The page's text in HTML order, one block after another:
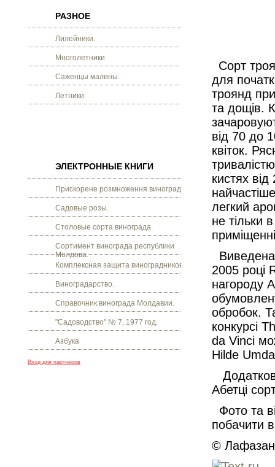
РАЗНОЕ
Лилейники.
Многолетники
Саженцы малины.
Летники
ЭЛЕКТРОННЫЕ КНИГИ
Прискорене розмноження винограду.
Садовые розы.
Столовые сорта винограда.
Сортимент винограда республики
Молдова.
Комплексная защита виноградников.
Виноградарство.
Справочник винограда Молдавии.
"Садоводство" № 7, 1977 год.
Азбука
Вход для партнеров
Сорт
для
троянд
та дощів.
від 70 до
квіток.
кистях
легкий
не тільки
2005 році
нагороду
обробок.
конкурсі
da Vinci
Hilde
Абетці
Фото та
побачити
©